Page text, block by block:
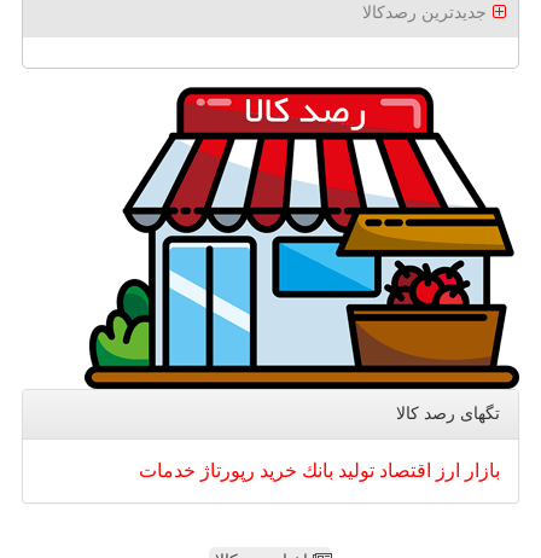
جدیدترین رصدکالا
تگهای رصد كالا
بازار ارز اقتصاد تولید بانك خرید رپورتاژ خدمات